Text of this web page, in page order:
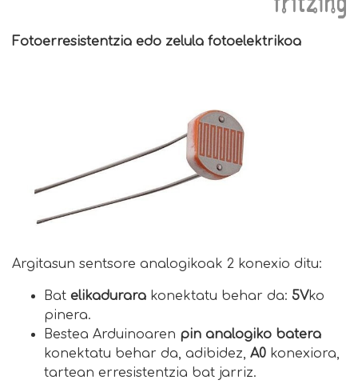
Fotoerresistentzia edo zelula fotoelektrikoa
Argitasun sentsore analogikoak 2 konexio ditu:
Bat elikadurara konektatu behar da: 5Vko
pinera.
Bestea Arduinoaren pin analogiko batera
konektatu behar da, adibidez, A0 konexiora,
tartean erresistentzia bat jarriz.